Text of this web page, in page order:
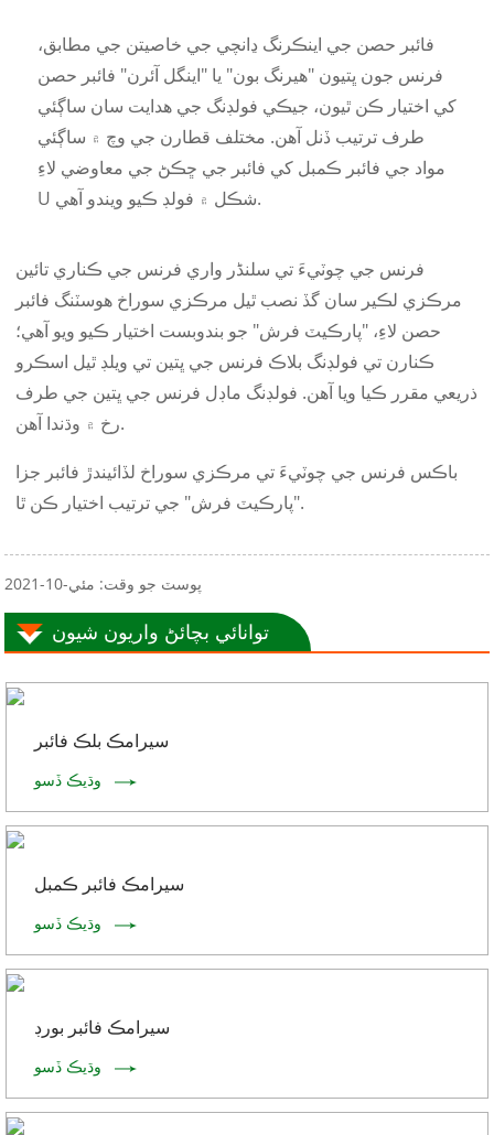
فائبر حصن جي اينڪرنگ ڍانچي جي خاصيتن جي مطابق،
فرنس جون ڀتيون "هيرنگ بون" يا "اينگل آئرن" فائبر حصن
کي اختيار ڪن ٿيون، جيڪي فولڊنگ جي هدايت سان ساڳئي
طرف ترتيب ڏنل آهن. مختلف قطارن جي وچ ۾ ساڳئي
مواد جي فائبر ڪمبل کي فائبر جي ڇڪڻ جي معاوضي لاءِ
U شڪل ۾ فولڊ ڪيو ويندو آهي.
فرنس جي چوٽيءَ تي سلنڈر واري فرنس جي ڪناري تائين
مرڪزي لڪير سان گڏ نصب ٿيل مرڪزي سوراخ هوسٽنگ فائبر
حصن لاءِ، "پارڪيٽ فرش" جو بندوبست اختيار ڪيو ويو آهي؛
ڪنارن تي فولڊنگ بلاڪ فرنس جي ڀتين تي ويلڊ ٿيل اسڪرو
ذريعي مقرر ڪيا ويا آهن. فولڊنگ ماڊل فرنس جي ڀتين جي طرف
رخ ۾ وڌندا آهن.
باڪس فرنس جي چوٽيءَ تي مرڪزي سوراخ لڏائيندڙ فائبر جزا
"پارڪيٽ فرش" جي ترتيب اختيار ڪن ٿا.
پوسٽ جو وقت: مئي-10-2021
توانائي بچائڻ واريون شيون
سيرامڪ بلڪ فائبر
وڌيڪ ڏسو
سيرامڪ فائبر ڪمبل
وڌيڪ ڏسو
سيرامڪ فائبر بورڊ
وڌيڪ ڏسو